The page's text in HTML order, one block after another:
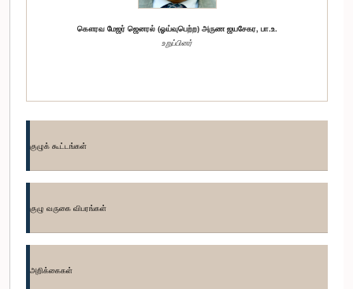
கௌரவ மேஜர் ஜெனரல் (ஓய்வுபெற்ற) அருண ஜயசேகர, பா.உ.
உறுப்பினர்
குழுக் கூட்டங்கள்
குழு வருகை விபரங்கள்
அறிக்கைகள்